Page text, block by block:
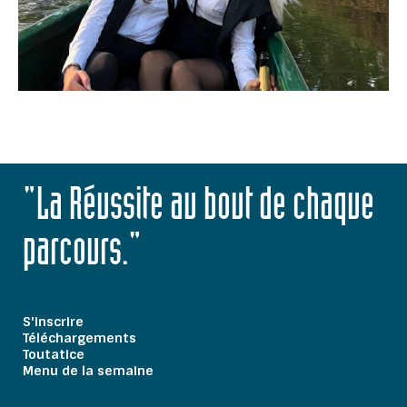
"La Réussite au bout de chaque
parcours."
S'inscrire
Téléchargements
Toutatice
Menu de la semaine